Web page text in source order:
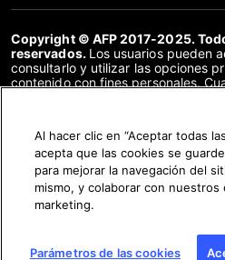
Copyright © AFP 2017-2025.
reservados. Los usuarios pueden
consultarlo y utilizar las opciones
contenido con fines personales.
distribución del contenido de este
acuerdo específico firmado con la
prohibido. Los elementos
presentan o se enlazan en tanto
la correcta comprensión de la
no cuenta con derechos sobre los
propietarios del copyright de estos
Al hacer clic en “Aceptar todas
acepta que las cookies se
para mejorar la navegación del
mismo, y colaborar con nuestros
marketing.
Parámetros de las cookies